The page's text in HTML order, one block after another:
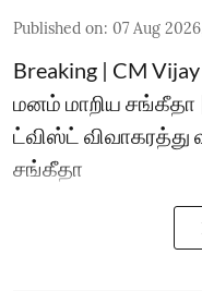
Published on: 07 Aug
Breaking | CM
மனம் மாறிய சங்கீதா
ட்விஸ்ட்
சங்கீதா